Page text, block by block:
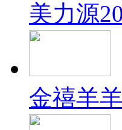
美力源
金禧羊